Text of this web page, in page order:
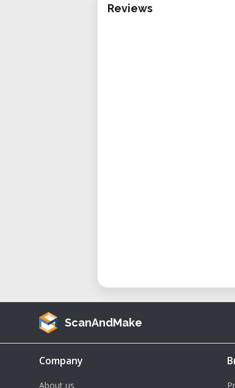
• Arte y Diseño – Trae
• Volumen de
• Velocidad y Volumen
un volumen de
anteriores.
usuarios de todos los
Reviews
ScanAndMake
Company
About us